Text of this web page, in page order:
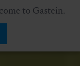
to Gastein.